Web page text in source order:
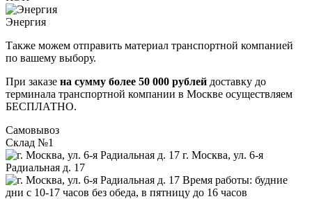
Энергия
Также можем отправить материал транспортной компанией
по вашему выбору.
При заказе на сумму более 50 000 рублей доставку до
терминала транспортной компании в Москве осуществляем
БЕСПЛАТНО.
Самовывоз
Склад №1
г. Москва, ул. 6-я
Радиальная д. 17
Время работы: будние
дни с 10-17 часов без обеда, в пятницу до 16 часов